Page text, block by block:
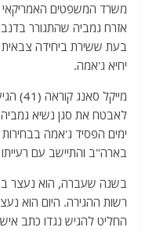
at
s
A
p
p
e
g
m
ai
l
משרד המשפטים האמריקאי
אזרח גמביה שהתגורר
בעת ששירת ביחידה צבאית
יחיא ג'אמה.
לאבטח את סגן נשיא
ימים הפסיד ג'אמה
בארה"ב והתיישב עם
בשנה שעברה, הוא נעצר
רשות ההגירה. היום הוא
החליט להגיש נגדו כתב